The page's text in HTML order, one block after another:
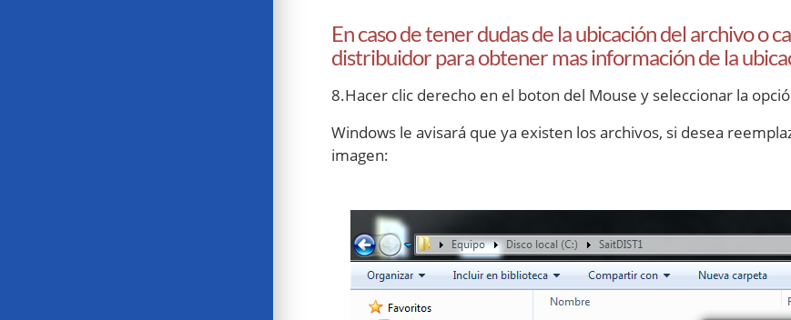
En caso de tener dudas de la ubicación del archivo o
distribuidor para obtener mas información de la
8.Hacer clic derecho en el boton del Mouse y seleccionar la
Windows le avisará que ya existen los archivos, si desea
imagen: